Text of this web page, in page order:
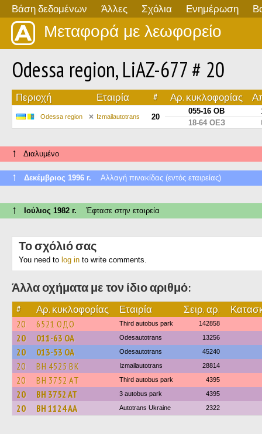
Βάση δεδομένων Άλλες Σχόλια Ενημέρωση
Μεταφορά με λεωφορείο
Odessa region, LiAZ-677 # 20
Περιοχή Εταιρία # Αρ. κυκλοφορίας
Odessa region Izmailautotrans 20
055-16 ОВ
18-64 ОЕЗ
↑ Διαλυμένο
↑ Δεκέμβριος 1996 г. Αλλαγή πινακίδας (εντός εταιρείας)
↑ Ιούλιος 1982 г. Έφτασε στην εταιρεία
Το σχόλιό σας
You need to log in to write comments.
Άλλα οχήματα με τον ίδιο αριθμό:
# Αρ. κυκλοφορίας Εταιρία Σειρ. αρ.
20 6521 ОДО Third autobus park 142858
20 011-63 ОА Odesautotrans 13256
20 013-53 ОА Odesautotrans 45240
20 BH 4525 BK Izmailautotrans 28814
20 BH 3752 AT Third autobus park 4395
20 BH 3752 AT 3 autobus park 4395
20 BH 1124 AA Autotrans Ukraine 2322